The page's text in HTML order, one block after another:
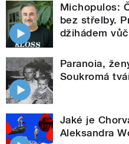
Michopulos:
bez střelby.
džihádem
Paranoia,
Soukromá
Jaké je
Aleksandra